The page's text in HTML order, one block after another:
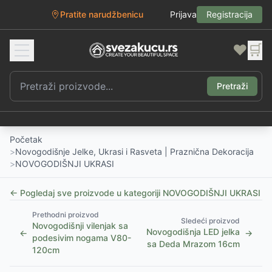
Pratite narudžbenicu Prijava Registracija
❤️ 🛒
Pretraži
Početak
>Novogodišnje Jelke, Ukrasi i Rasveta | Praznična Dekoracija
>NOVOGODIŠNJI UKRASI
← Pogledaj sve proizvode u kategoriji NOVOGODIŠNJI UKRASI
←
Prethodni proizvod
Novogodišnji vilenjak sa
podesivim nogama V80-
120cm
Sledeći proizvod
Novogodišnja LED jelka
sa Deda Mrazom 16cm
→